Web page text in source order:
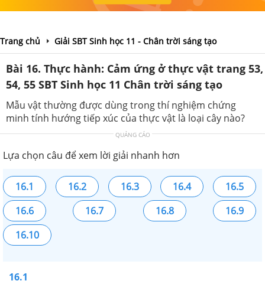
Trang chủ Giải SBT Sinh học 11 - Chân trời sáng tạo
Bài 16. Thực hành: Cảm ứng ở thực vật trang 53,
54, 55 SBT Sinh học 11 Chân trời sáng tạo
Mẫu vật thường được dùng trong thí nghiệm chứng
minh tính hướng tiếp xúc của thực vật là loại cây nào?
QUẢNG CÁO
Lựa chọn câu để xem lời giải nhanh hơn
16.1 16.2 16.3 16.4
16.5
16.6
16.7 16.8
16.9
16.10
16.1